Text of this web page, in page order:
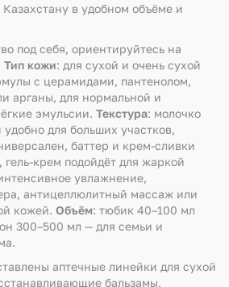
в удобном объёме и
под себя, ориентируйтесь на
Тип кожи: для сухой и очень сухой
с церамидами, пантенолом,
арганы, для нормальной и
эмульсии. Текстура: молочко
для больших участков,
баттер и крем-сливки
гель-крем подойдёт для жаркой
увлажнение,
антицеллюлитный массаж или
кожей. Объём: тюбик 40–100 мл
300–500 мл — для семьи и
аптечные линейки для сухой
бальзамы,